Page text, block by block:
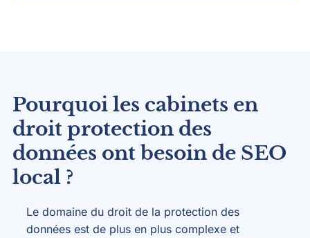
Pourquoi les cabinets en
droit protection des
données ont besoin de SEO
local ?
Le domaine du droit de la protection des
données est de plus en plus complexe et